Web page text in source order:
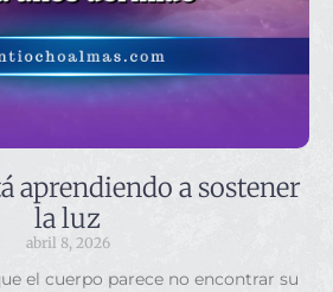
aprendiendo a sostener
la luz
abril 8, 2026
el cuerpo parece no encontrar su